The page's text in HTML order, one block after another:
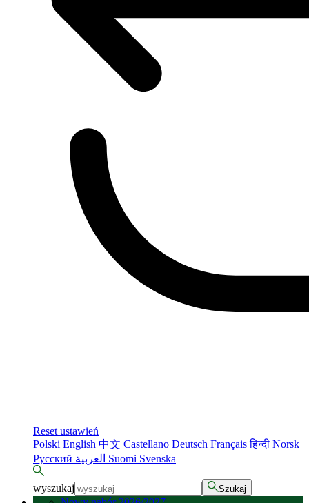
Reset ustawień
Polski English 中文 Castellano Deutsch Françaisहिन्दी Norsk
Русский
Suomi Svenska
wyszukaj Szukaj